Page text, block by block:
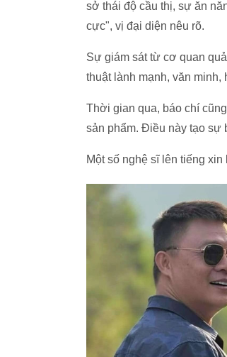
sở thái độ cầu thị, sự ăn
cực", vị đại diện nêu rõ.
Sự giám sát từ cơ quan
thuật lành mạnh, văn
Thời gian qua, báo chí
sản phẩm. Điều này tạo sự
Một số nghệ sĩ lên tiếng